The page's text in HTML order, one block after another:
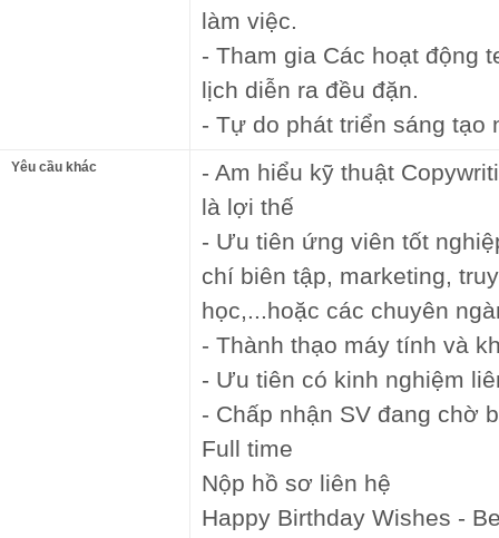
làm việc.
- Tham gia Các hoạt động
lịch diễn ra đều đặn.
- Tự do phát triển sáng tạo
Yêu cầu khác
- Am hiểu kỹ thuật
là lợi thế
- Ưu tiên ứng viên tốt
chí biên tập, marketing,
học,...hoặc các chuyên
- Thành thạo máy tính và
- Ưu tiên có kinh nghiệm
- Chấp nhận SV đang chờ
Full time
Nộp hồ sơ liên hệ
Happy Birthday Wishes -